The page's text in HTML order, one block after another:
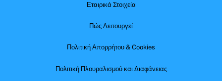
Εταιρικά Στοιχεία
Πώς Λειτουργεί
Πολιτική Απορρήτου & Cookies
Πολιτική Πλουραλισμού και Διαφάνειας